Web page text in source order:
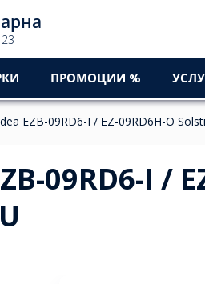
ПРОМОЦИИ %
EZB-09RD6-I / EZ-09RD6H-O
09RD6-I /